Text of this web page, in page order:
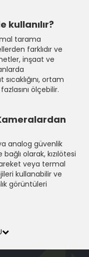
tarama
farklıdır ve
inşaat ve
ortam
fazlasını ölçebilir.
analog güvenlik
olarak, kızılötesi
veya termal
kullanabilir ve
görüntüleri